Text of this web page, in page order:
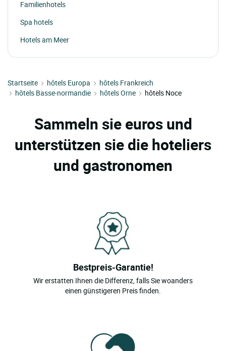
Familienhotels
Spa hotels
Hotels am Meer
Startseite hôtels Europa
hôtels Frankreich
hôtels Basse-normandie
hôtels Orne hôtels Noce
Sammeln sie euros und
unterstützen sie die hoteliers
und gastronomen
Bestpreis-Garantie!
Wir erstatten Ihnen die Differenz, falls Sie woanders
einen günstigeren Preis finden.